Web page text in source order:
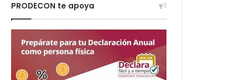
PRODECON te apoya